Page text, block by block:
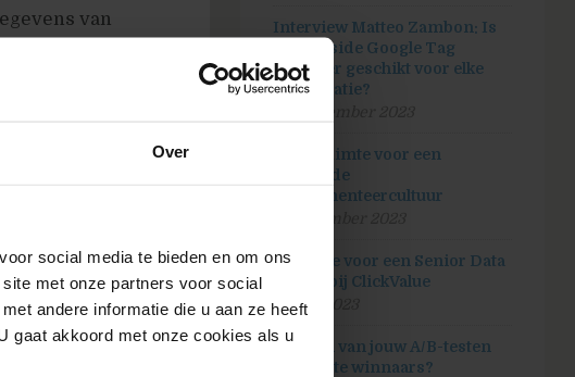
Over
social media te bieden en om ons
met onze partners voor social
andere informatie die u aan ze heeft
gaat akkoord met onze cookies als u
van
statistieken, zijn
Interview Matteo Zambon: Is
server-side Google Tag
Manager geschikt voor elke
organisatie?
Maak ruimte voor een
bloeiende
experimenteercultuur
Vacature voor een Senior Data
analist bij ClickValue
20 juli 2023
Hoeveel van jouw A/B-testen
zijn echte winnaars?